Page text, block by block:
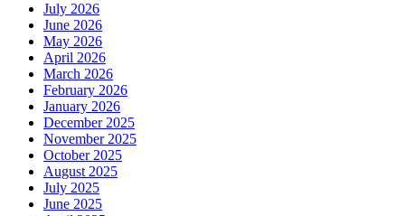
July 2026
June 2026
May 2026
April 2026
March 2026
February 2026
January 2026
December 2025
November 2025
October 2025
August 2025
July 2025
June 2025